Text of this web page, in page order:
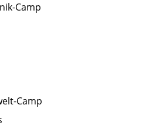
Camp
Camp